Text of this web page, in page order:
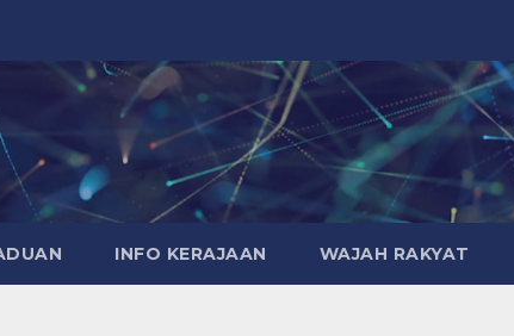
INFO KERAJAAN WAJAH RAKYAT